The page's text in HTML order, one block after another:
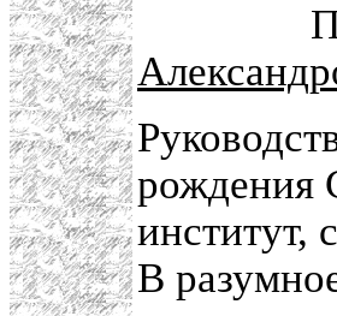
рождения
институт,
В